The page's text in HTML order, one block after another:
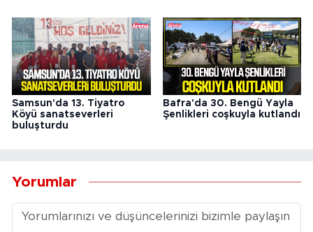
Samsun'da 13. Tiyatro
Köyü sanatseverleri
buluşturdu
Bafra'da 30. Bengü Yayla
Şenlikleri coşkuyla kutlandı
Yorumlar